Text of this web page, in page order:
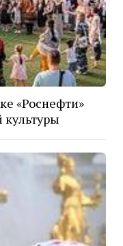
«Роснефти»